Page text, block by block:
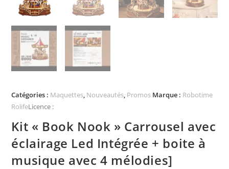
Catégories : Maquettes Nouveautés Promos Marque : Robotime
RolifeLicence :
Kit « Book Nook » Carrousel avec
éclairage Led Intégrée + boite à
musique avec 4 mélodies]